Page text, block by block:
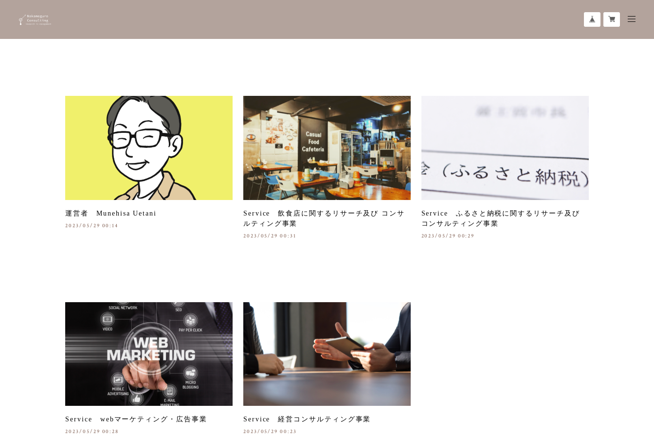
運営者 Munehisa Uetani
2023/05/29 00:14
Service 飲食店に関するリサーチ及び コンサ
ルティング事業
2023/05/29 00:31
Service ふるさと納税に関するリサーチ及び
コンサルティング事業
2023/05/29 00:29
Service webマーケティング・広告事業
2023/05/29 00:28
Service 経営コンサルティング事業
2023/05/29 00:23